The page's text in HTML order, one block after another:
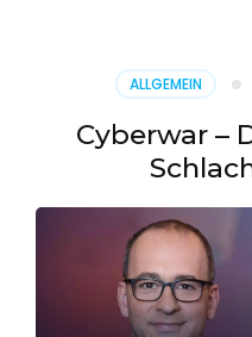
ALLGEMEIN
Cyberwar –